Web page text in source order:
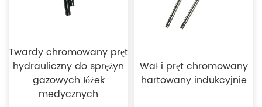
Twardy chromowany pręt
hydrauliczny do sprężyn
gazowych łóżek
medycznych
Wał i pręt chromowany
hartowany indukcyjnie